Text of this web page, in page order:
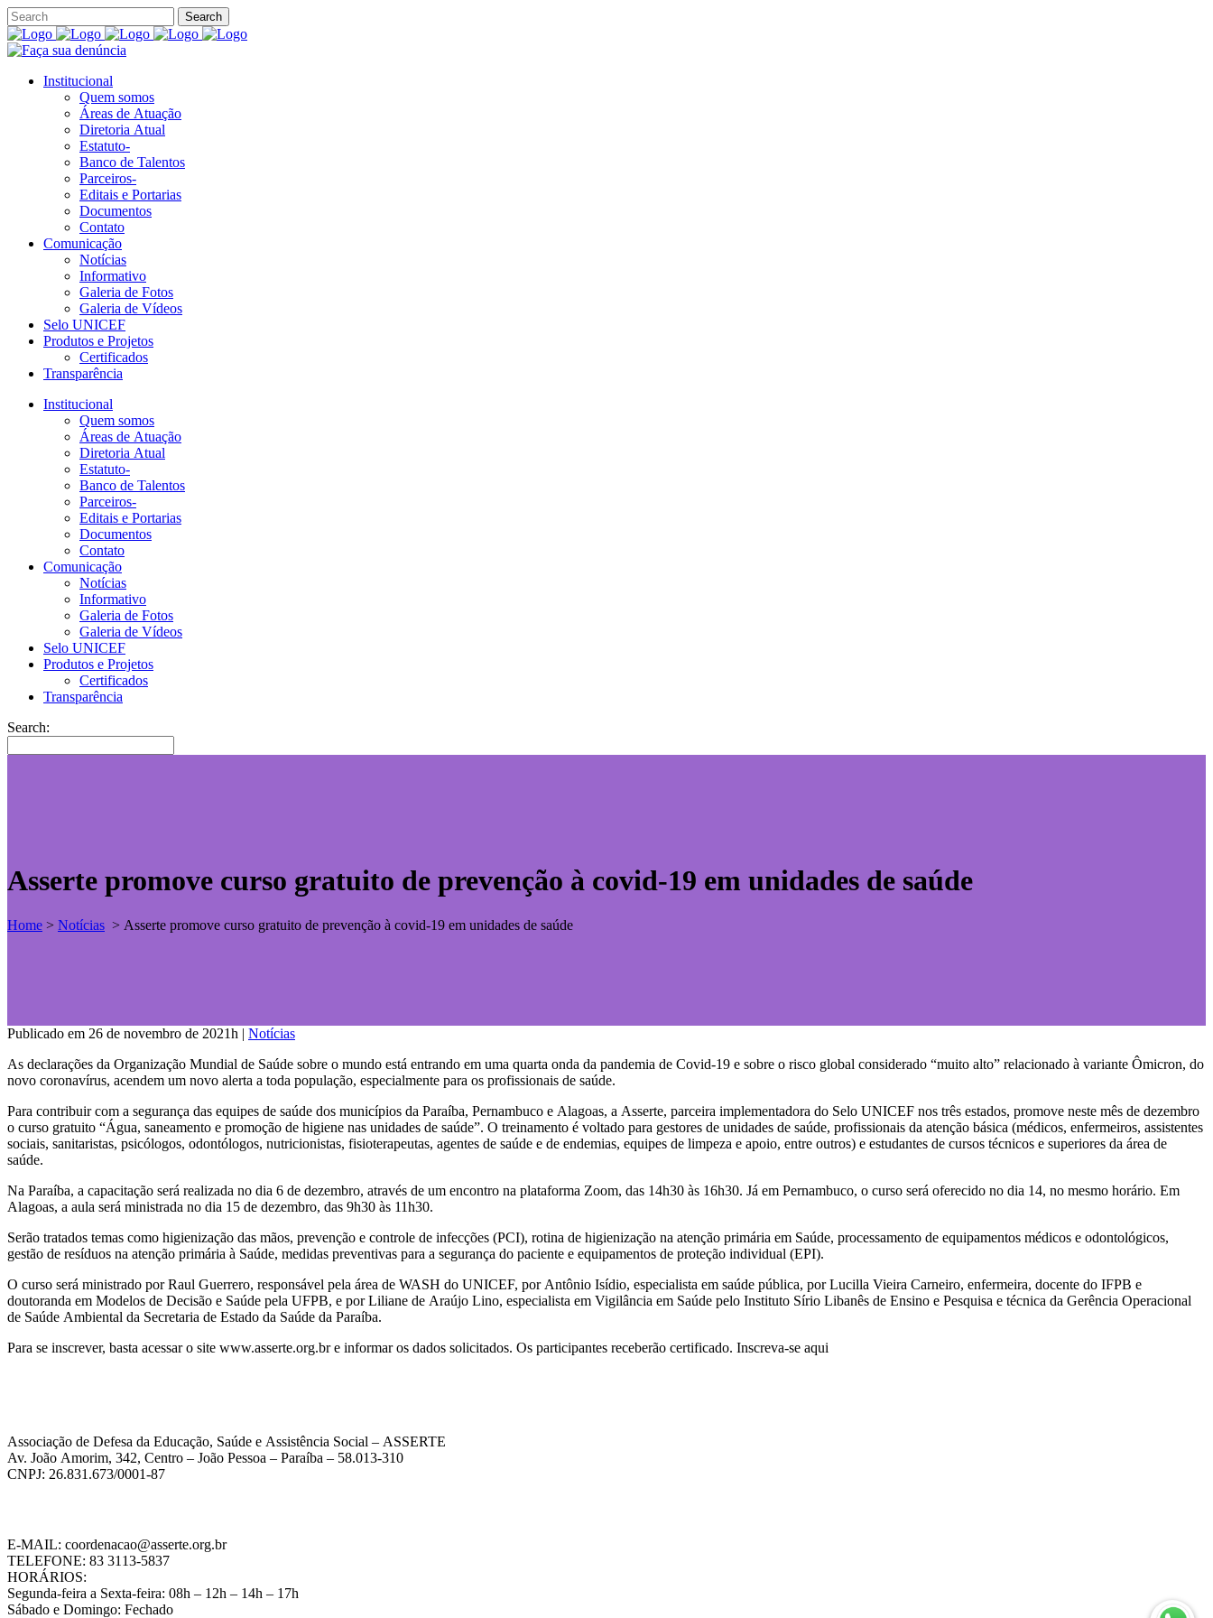
Institucional
Quem somos
Áreas de Atuação
Diretoria Atual
Estatuto-
Banco de Talentos
Parceiros-
Editais e Portarias
Documentos
Contato
Comunicação
Notícias
Informativo
Galeria de Fotos
Galeria de Vídeos
Selo UNICEF
Produtos e Projetos
Certificados
Transparência
Institucional
Quem somos
Áreas de Atuação
Diretoria Atual
Estatuto-
Banco de Talentos
Parceiros-
Editais e Portarias
Documentos
Contato
Comunicação
Notícias
Informativo
Galeria de Fotos
Galeria de Vídeos
Selo UNICEF
Produtos e Projetos
Certificados
Transparência
Search:
Asserte promove curso gratuito de prevenção à covid-19 em unidades de saúde
Home > Notícias > Asserte promove curso gratuito de prevenção à covid-19 em unidades de saúde
Publicado em 26 de novembro de 2021h | Notícias
As declarações da Organização Mundial de Saúde sobre o mundo está entrando em uma quarta onda da pandemia de Covid-19 e sobre o risco global considerado “muito alto” relacionado à variante Ômicron, do
novo coronavírus, acendem um novo alerta a toda população, especialmente para os profissionais de saúde.
Para contribuir com a segurança das equipes de saúde dos municípios da Paraíba, Pernambuco e Alagoas, a Asserte, parceira implementadora do Selo UNICEF nos três estados, promove neste mês de dezembro
o curso gratuito “Água, saneamento e promoção de higiene nas unidades de saúde”. O treinamento é voltado para gestores de unidades de saúde, profissionais da atenção básica (médicos, enfermeiros, assistentes
sociais, sanitaristas, psicólogos, odontólogos, nutricionistas, fisioterapeutas, agentes de saúde e de endemias, equipes de limpeza e apoio, entre outros) e estudantes de cursos técnicos e superiores da área de
saúde.
Na Paraíba, a capacitação será realizada no dia 6 de dezembro, através de um encontro na plataforma Zoom, das 14h30 às 16h30. Já em Pernambuco, o curso será oferecido no dia 14, no mesmo horário. Em
Alagoas, a aula será ministrada no dia 15 de dezembro, das 9h30 às 11h30.
Serão tratados temas como higienização das mãos, prevenção e controle de infecções (PCI), rotina de higienização na atenção primária em Saúde, processamento de equipamentos médicos e odontológicos,
gestão de resíduos na atenção primária à Saúde, medidas preventivas para a segurança do paciente e equipamentos de proteção individual (EPI).
O curso será ministrado por Raul Guerrero, responsável pela área de WASH do UNICEF, por Antônio Isídio, especialista em saúde pública, por Lucilla Vieira Carneiro, enfermeira, docente do IFPB e
doutoranda em Modelos de Decisão e Saúde pela UFPB, e por Liliane de Araújo Lino, especialista em Vigilância em Saúde pelo Instituto Sírio Libanês de Ensino e Pesquisa e técnica da Gerência Operacional
de Saúde Ambiental da Secretaria de Estado da Saúde da Paraíba.
Para se inscrever, basta acessar o site www.asserte.org.br e informar os dados solicitados. Os participantes receberão certificado. Inscreva-se aqui
Associação de Defesa da Educação, Saúde e Assistência Social – ASSERTE
Av. João Amorim, 342, Centro – João Pessoa – Paraíba – 58.013-310
CNPJ: 26.831.673/0001-87
E-MAIL: coordenacao@asserte.org.br
TELEFONE: 83 3113-5837
HORÁRIOS:
Segunda-feira a Sexta-feira: 08h – 12h – 14h – 17h
Sábado e Domingo: Fechado